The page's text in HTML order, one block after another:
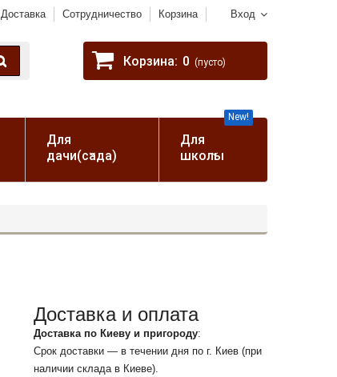
Вход
Доставка Сотрудничество Корзина
Корзина: 0 (пусто)
Для
дачи(сада)
Для
школы
New!
Доставка и оплата
Доставка по Киеву и пригороду:
Срок доставки — в течении дня по г. Киев (при
наличии склада в Киеве).